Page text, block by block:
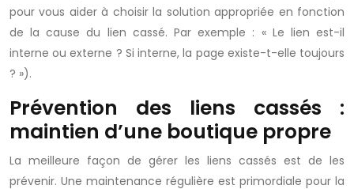
pour vous aider à choisir la solution appropriée en fonction
de la cause du lien cassé. Par exemple : « Le lien est-il
interne ou externe ? Si interne, la page existe-t-elle toujours
? »).
Prévention des liens cassés :
maintien d’une boutique propre
La meilleure façon de gérer les liens cassés est de les
prévenir. Une maintenance régulière est primordiale pour la